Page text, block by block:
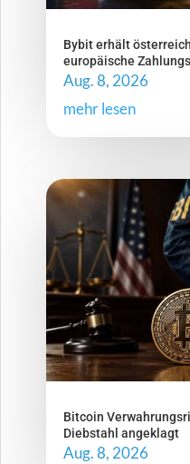
Bybit erhält
europäische
Aug. 8, 2026
mehr lesen
Bitcoin
Diebstahl angeklagt
Aug. 8, 2026